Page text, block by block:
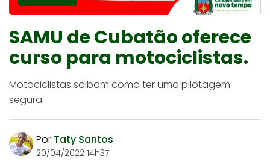
SAMU de Cubatão oferece
curso para motociclistas.
Motociclistas saibam como ter uma pilotagem
segura.
Por Taty Santos
20/04/2022 14h37